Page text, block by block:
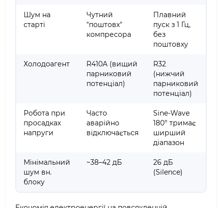
Шум на
старті
Чутний
"поштовх"
компресора
Плавний
пуск з 1 Гц,
без
поштовху
Холодоагент
R410A (вищий
парниковий
потенціал)
R32
(нижчий
парниковий
потенціал)
Робота при
просадках
напруги
Часто
аварійно
відключається
Sine-Wave
180° тримає
ширший
діапазон
Мінімальний
шум вн.
блоку
~38–42 дБ
26 дБ
(Silence)